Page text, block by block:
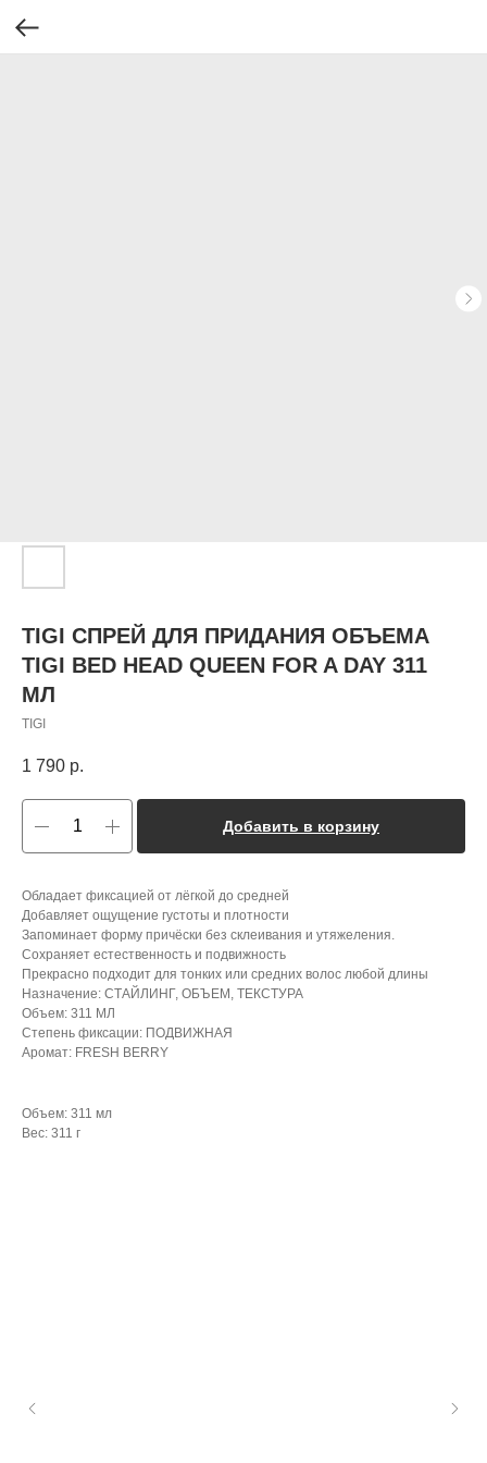
TIGI СПРЕЙ ДЛЯ ПРИДАНИЯ ОБЪЕМА
TIGI BED HEAD QUEEN FOR A DAY 311
МЛ
TIGI
1 790 р.
Добавить в корзину
Обладает фиксацией от лёгкой до средней
Добавляет ощущение густоты и плотности
Запоминает форму причёски без склеивания и утяжеления.
Сохраняет естественность и подвижность
Прекрасно подходит для тонких или средних волос любой длины
Назначение: СТАЙЛИНГ, ОБЪЕМ, ТЕКСТУРА
Объем: 311 МЛ
Степень фиксации: ПОДВИЖНАЯ
Аромат: FRESH BERRY
Объем: 311 мл
Вес: 311 г